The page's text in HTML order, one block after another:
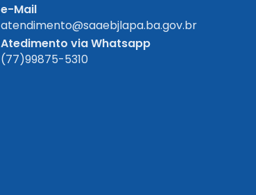
e-Mail
atendimento@saaebjlapa.ba.gov.br
Atedimento via Whatsapp
(77)99875-5310